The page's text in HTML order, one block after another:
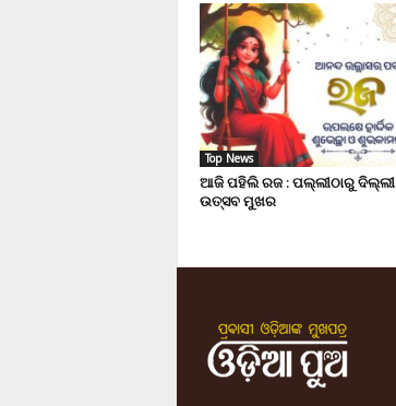
Top News
ଆଜି ପହିଲି ରଜ : ପଲ୍ଲୀଠାରୁ ଦିଲ୍ଲୀ
ଉତ୍ସବ ମୁଖର